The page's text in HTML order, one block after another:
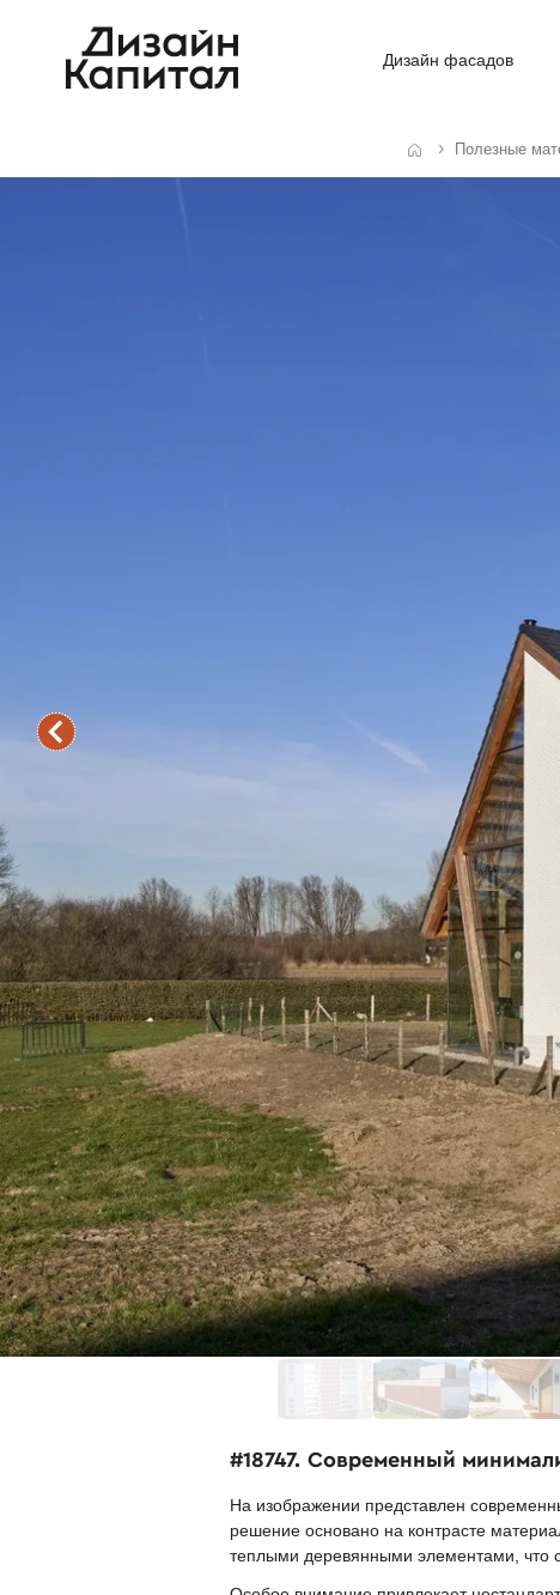
Дизайн фасадов
Полезные
#18747. Современный
На изображении представлен
решение основано на контрасте
теплыми деревянными элементами, что